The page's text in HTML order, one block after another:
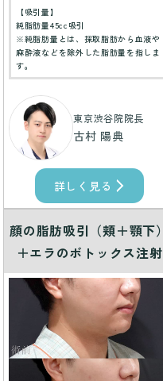
【吸引量】
純脂肪量45cc吸引
※純脂肪量とは、採取脂肪から血液や
麻酔液などを除外した脂肪量を指しま
す。
東京渋谷院院長
古村 陽典
詳しく見る
顔の脂肪吸引（頬＋顎下）
＋エラのボトックス注射